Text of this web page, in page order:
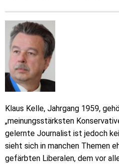
Klaus Kelle, Jahrgang 1959,
„meinungsstärksten
gelernte Journalist ist jedoch
sieht sich in manchen Themen
gefärbten Liberalen, dem vor